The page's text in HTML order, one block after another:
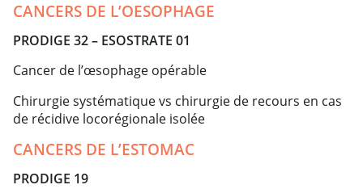
CANCERS DE L’OESOPHAGE
PRODIGE 32 – ESOSTRATE 01
Cancer de l’œsophage opérable
Chirurgie systématique vs chirurgie de recours en cas
de récidive locorégionale isolée
CANCERS DE L’ESTOMAC
PRODIGE 19